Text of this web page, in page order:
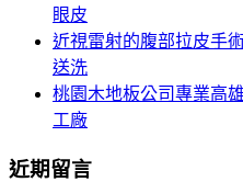
眼皮
近視雷射的腹部拉皮手
送洗
桃園木地板公司專業高
工廠
近期留言